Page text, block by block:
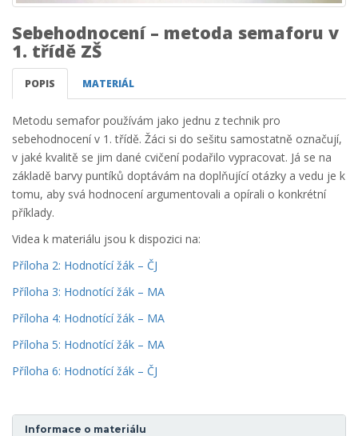
Sebehodnocení – metoda semaforu v
1. třídě ZŠ
POPIS MATERIÁL
Metodu semafor používám jako jednu z technik pro
sebehodnocení v 1. třídě. Žáci si do sešitu samostatně označují,
v jaké kvalitě se jim dané cvičení podařilo vypracovat. Já se na
základě barvy puntíků doptávám na doplňující otázky a vedu je k
tomu, aby svá hodnocení argumentovali a opírali o konkrétní
příklady.
Videa k materiálu jsou k dispozici na:
Příloha 2: Hodnotící žák – ČJ
Příloha 3: Hodnotící žák – MA
Příloha 4: Hodnotící žák – MA
Příloha 5: Hodnotící žák – MA
Příloha 6: Hodnotící žák – ČJ
Informace o materiálu